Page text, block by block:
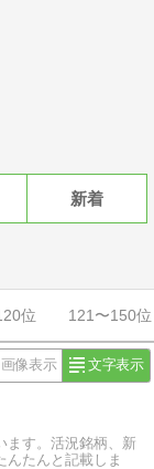
新着
位 121〜150位
画像表示 文字表示
ます。活況銘柄、新
んたんと記載しま